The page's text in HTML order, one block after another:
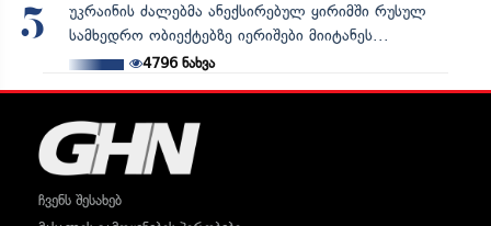
5
უკრაინის ძალებმა ანექსირებულ ყირიმში რუსულ
სამხედრო ობიექტებზე იერიშები მიიტანეს...
4796ნახვა
ჩვენს შესახებ